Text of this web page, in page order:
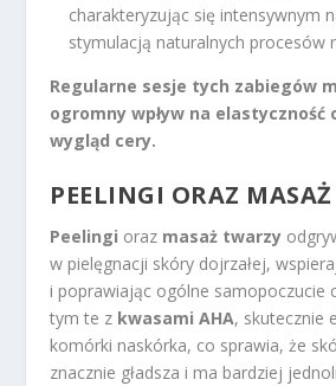
charakteryzując się intensywnym
stymulacją naturalnych procesów
Regularne sesje tych zabiegów
ogromny wpływ na elastyczność
wygląd cery.
PEELINGI ORAZ
Peelingi oraz masaż twarzy
w pielęgnacji skóry dojrzałej,
i poprawiając ogólne samopoczucie
tym te z kwasami AHA, skutecznie
komórki naskórka, co sprawia, że
znacznie gładsza i ma bardziej